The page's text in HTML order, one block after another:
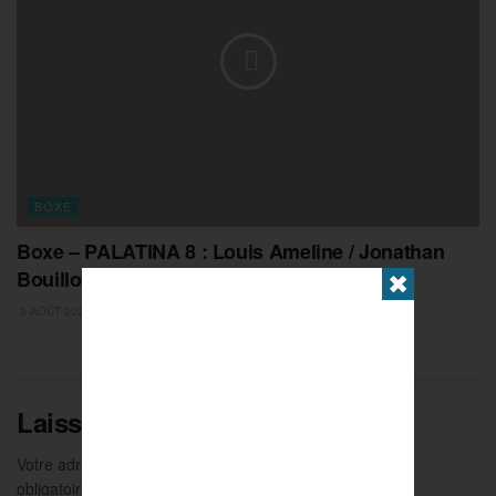
BOXE
Boxe – PALATINA 8 : Louis Ameline / Jonathan
Bouillot (REPLAY)
Laisser un commentaire
Votre adresse e-mail ne sera pas publiée.
obligatoires sont indiqués avec
✖